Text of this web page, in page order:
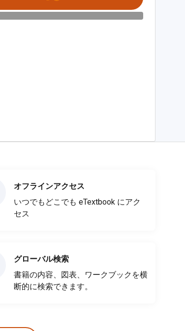
オフラインアクセス
いつでもどこでも eTextbook にアク
セス
グローバル検索
書籍の内容、図表、ワークブックを横
断的に検索できます。